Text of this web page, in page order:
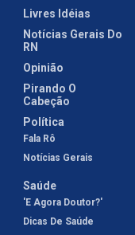
Livres Idéias
Notícias Gerais Do
RN
Opinião
Pirando O
Cabeção
Política
Fala Rô
Notícias Gerais
Saúde
'E Agora Doutor?'
Dicas De Saúde